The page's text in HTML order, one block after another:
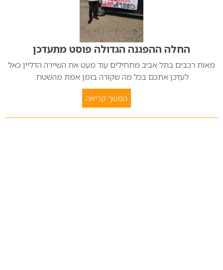
החלה ההפגנה הגדולה פוסט מתעדכן
מאות רכבים בתל אביב מתחילים עוד מעט את השיירה הדליין כאל
לעדכן אתכם בכל מה שקורה בזמן אמת מהשטח.
המשך קריאה